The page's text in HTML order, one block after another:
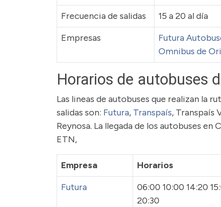
Frecuencia de salidas
15 a 20 al día
Empresas
Futura
Omnibus de
Horarios de autobuses
Las lineas de autobuses que realizan la
salidas son: Futura, Transpaís, Transpaís
Reynosa. La llegada de los autobuses
ETN,
Empresa Horarios
Futura
06:00 10:00 14:20
20:30